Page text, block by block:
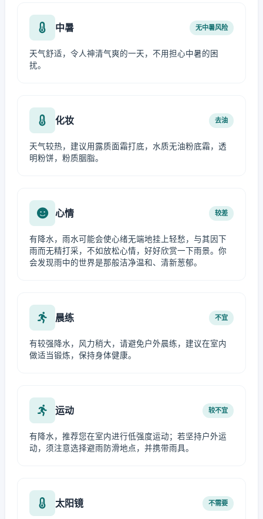
中暑 无中暑风险
天气舒适，令人神清气爽的一天，不用担心中暑的困
扰。
化妆 去油
天气较热，建议用露质面霜打底，水质无油粉底霜，透
明粉饼，粉质胭脂。
心情 较差
有降水，雨水可能会使心绪无端地挂上轻愁，与其因下
雨而无精打采，不如放松心情，好好欣赏一下雨景。你
会发现雨中的世界是那般洁净温和、清新葱郁。
晨练 不宜
有较强降水，风力稍大，请避免户外晨练，建议在室内
做适当锻炼，保持身体健康。
运动 较不宜
有降水，推荐您在室内进行低强度运动；若坚持户外运
动，须注意选择避雨防滑地点，并携带雨具。
太阳镜 不需要